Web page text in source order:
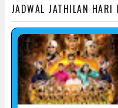
JADWAL JATHILAN